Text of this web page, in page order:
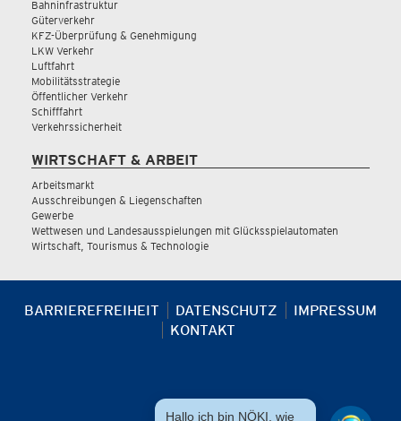
Bahninfrastruktur
Güterverkehr
KFZ-Überprüfung & Genehmigung
LKW Verkehr
Luftfahrt
Mobilitätsstrategie
Öffentlicher Verkehr
Schifffahrt
Verkehrssicherheit
WIRTSCHAFT & ARBEIT
Arbeitsmarkt
Ausschreibungen & Liegenschaften
Gewerbe
Wettwesen und Landesausspielungen mit Glücksspielautomaten
Wirtschaft, Tourismus & Technologie
BARRIEREFREIHEIT DATENSCHUTZ
IMPRESSUM
KONTAKT
Hallo ich bin NÖKI, wie